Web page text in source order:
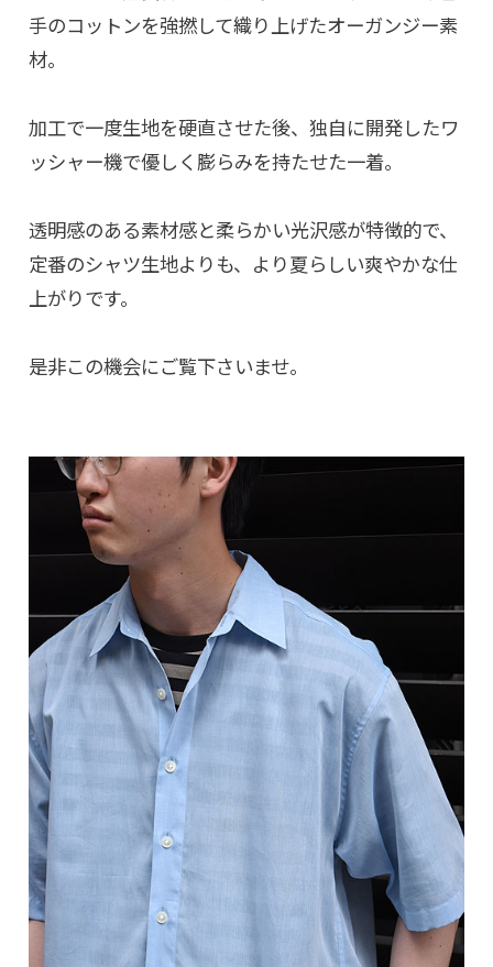
手のコットンを強撚して織り上げたオーガンジー素
材。
加工で一度生地を硬直させた後、独自に開発したワ
ッシャー機で優しく膨らみを持たせた一着。
透明感のある素材感と柔らかい光沢感が特徴的で、
定番のシャツ生地よりも、より夏らしい爽やかな仕
上がりです。
是非この機会にご覧下さいませ。